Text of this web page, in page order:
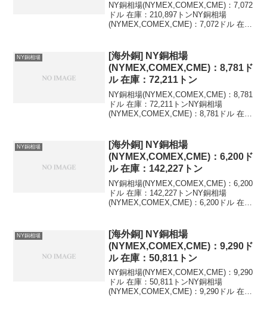
NY銅相場(NYMEX,COMEX,CME)：7,072
ドル 在庫：210,897トンNY銅相場
(NYMEX,COMEX,CME)：7,072ドル 在
NY銅相場
[海外銅] NY銅相場
(NYMEX,COMEX,CME)：8,781ド
ル 在庫：72,211トン
NY銅相場(NYMEX,COMEX,CME)：8,781
ドル 在庫：72,211トンNY銅相場
(NYMEX,COMEX,CME)：8,781ドル 在
NY銅相場
[海外銅] NY銅相場
(NYMEX,COMEX,CME)：6,200ド
ル 在庫：142,227トン
NY銅相場(NYMEX,COMEX,CME)：6,200
ドル 在庫：142,227トンNY銅相場
(NYMEX,COMEX,CME)：6,200ドル 在
NY銅相場
[海外銅] NY銅相場
(NYMEX,COMEX,CME)：9,290ド
ル 在庫：50,811トン
NY銅相場(NYMEX,COMEX,CME)：9,290
ドル 在庫：50,811トンNY銅相場
(NYMEX,COMEX,CME)：9,290ドル 在